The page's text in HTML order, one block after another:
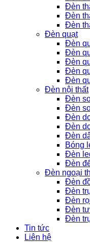
Đèn
Đèn
Đèn
Đèn quạt
Đèn
Đèn
Đèn
Đèn
Đèn
Đèn nội thất
Đèn
Đèn
Đèn
Đèn
Đèn
Bóng
Đèn
Đèn
Đèn ngoại
Đèn
Đèn
Đèn
Đèn
Đèn
Tin tức
Liên hệ